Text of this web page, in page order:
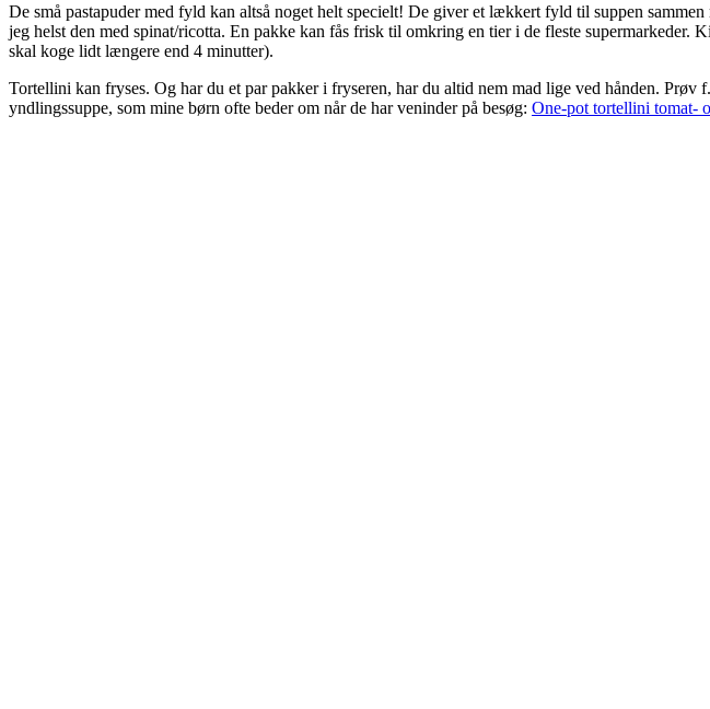
De små pastapuder med fyld kan altså noget helt specielt! De giver et lækkert fyld til suppen
jeg helst den med spinat/ricotta. En pakke kan fås frisk til omkring en tier i de fleste
skal koge lidt længere end 4 minutter).
Tortellini kan fryses. Og har du et par pakker i fryseren, har du altid nem mad lige ved hånden. Prøv
yndlingssuppe, som mine børn ofte beder om når de har veninder på besøg: One-pot tortellini tomat-